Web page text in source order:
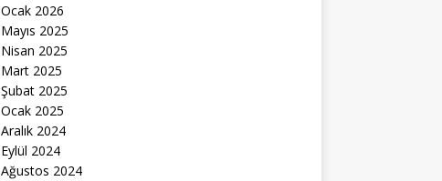
Ocak 2026
Mayıs 2025
Nisan 2025
Mart 2025
Şubat 2025
Ocak 2025
Aralık 2024
Eylül 2024
Ağustos 2024